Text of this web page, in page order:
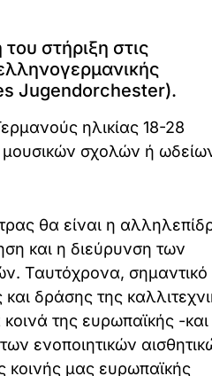
στήριξη στις
Jugendorchester).
ηλικίας 18-28
σχολών ή
θα είναι η
και η διεύρυνση των
Ταυτόχρονα, σημαντικό
δράσης της
της ευρωπαϊκής -
ενοποιητικών
κοινής μας ευρωπαϊκής